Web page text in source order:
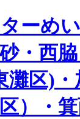
ーめ
・西
灘区)
）・